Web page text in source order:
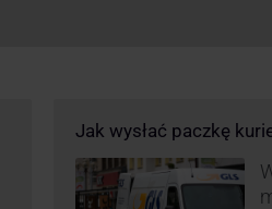
Jak wysłać paczkę